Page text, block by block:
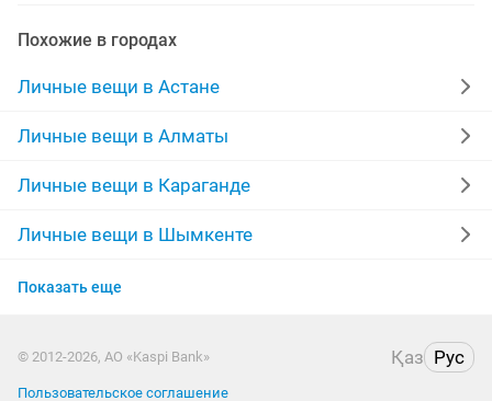
джинсы куртки мужские
золотые цепочки свадебное платье
памперсы взрослые серьги золотые
Похожие в городах
Личные вещи в Астане
Личные вещи в Алматы
Личные вещи в Караганде
Личные вещи в Шымкенте
Личные вещи в Актобе
Личные вещи в Костанае
Показать еще
© 2012-2026, АО «Kaspi Bank» Қаз Рус
Пользовательское соглашение